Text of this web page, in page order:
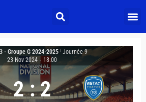
- Groupe G 2024-2025
Journée 9
23 Nov 2024 - 18:00
2 : 2